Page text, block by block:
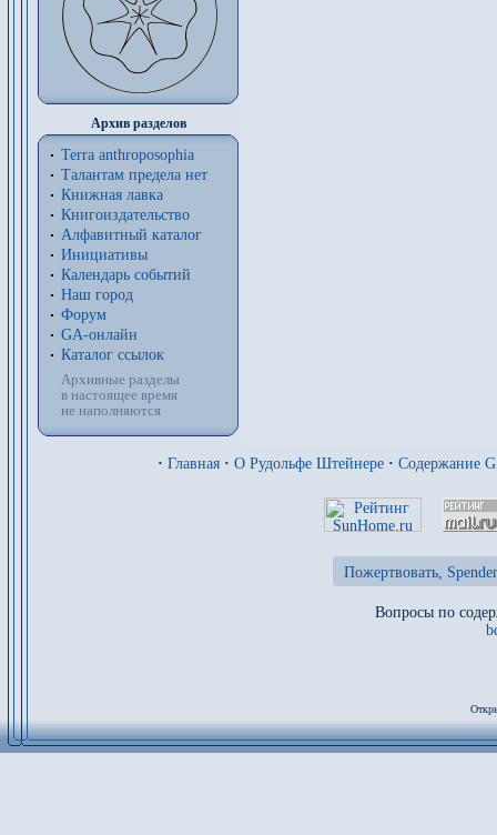
Архив разделов
Terra anthroposophia
Талантам предела нет
Книжная лавка
Книгоиздательство
Алфавитный каталог
Инициативы
Календарь событий
Наш город
Форум
GA-онлайн
Каталог ссылок
Архивные разделы
в настоящее время
не наполняются
· Главная · О Рудольфе Штейнере · Содержание
Пожертвовать,
Вопросы по